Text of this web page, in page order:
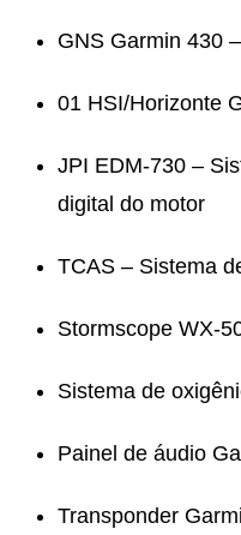
GNS Garmin 430
01 HSI/Horizonte
JPI EDM-730 –
digital do motor
TCAS – Sistema
Stormscope WX-
Sistema de
Painel de áudio
Transponder